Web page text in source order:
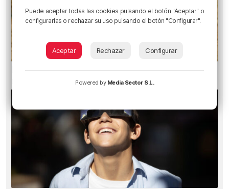
El aviso de los pediatras ante el eclipse: una
mirada puede causar daños irreversibles
Puede aceptar todas las cookies pulsando el botón "Aceptar" o
configurarlas o rechazar su uso pulsando el botón "Configurar".
Aceptar Rechazar Configurar
Powered by Media Sector S.L.